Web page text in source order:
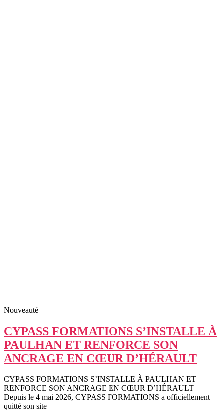
Nouveauté
CYPASS FORMATIONS S’INSTALLE À
PAULHAN ET RENFORCE SON
ANCRAGE EN CŒUR D’HÉRAULT
CYPASS FORMATIONS S’INSTALLE À PAULHAN ET
RENFORCE SON ANCRAGE EN CŒUR D’HÉRAULT
Depuis le 4 mai 2026, CYPASS FORMATIONS a officiellement
quitté son site